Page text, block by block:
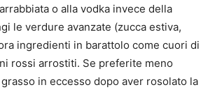
o alla vodka invece della
le verdure avanzate (zucca estiva,
ingredienti in barattolo come cuori di
rossi arrostiti. Se preferite meno
in eccesso dopo aver rosolato la